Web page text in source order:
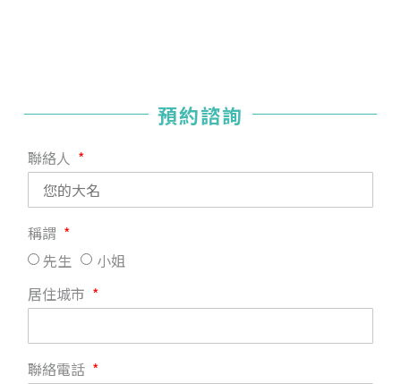
預約諮詢
聯絡人
稱謂
先生
小姐
居住城市
聯絡電話